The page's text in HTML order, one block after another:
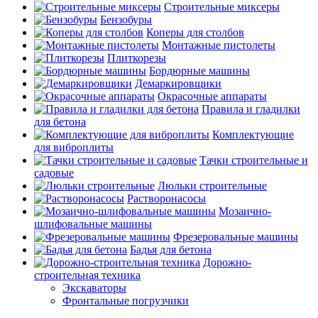
Строительные миксеры
Бензобуры
Коперы для столбов
Монтажные пистолеты
Плиткорезы
Бордюрные машины
Демаркировщики
Окрасочные аппараты
Правила и гладилки
для бетона
Комплектующие
для виброплиты
Тачки строительные и
садовые
Люльки строительные
Растворонасосы
Мозаично-
шлифовальные машины
Фрезеровальные машины
Бадья для бетона
Дорожно-
строительная техника
Экскаваторы
Фронтальные погрузчики